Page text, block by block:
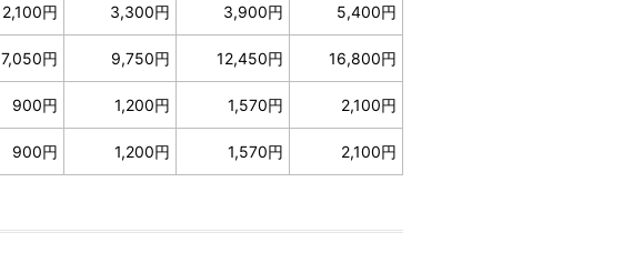
2,100円 3,300円 3,900円 5,400円
7,050円 9,750円 12,450円 16,800円
900円 1,200円 1,570円 2,100円
900円 1,200円 1,570円 2,100円